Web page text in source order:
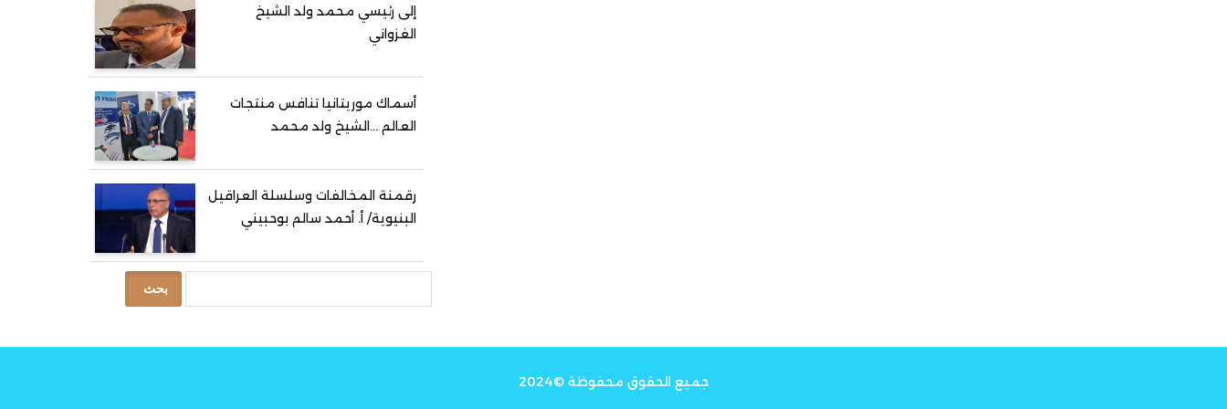
إلى رئيسي محمد ولد الشيخ
الغزواني
أسماك موريتانيا تنافس منتجات
العالم …الشيخ ولد محمد
رقمنة المخالفات وسلسلة العراقيل
البنيوية/ أ. أحمد سالم بوحبيني
جميع الحقوق محفوظة ©2024